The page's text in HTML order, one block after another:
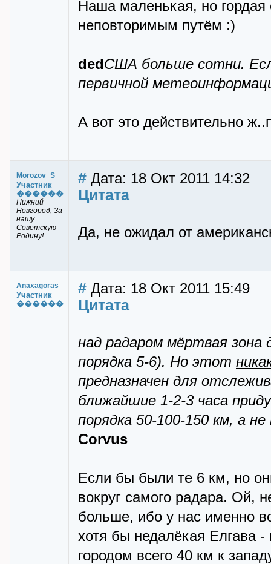
Наша маленькая, но гордая
неповторимым путём :)
dedСША больше сотни.
первичной
А вот это действительно
Morozov_S
Участник
������
Нижний
Новгород, За
нашу
Советскую
Родину!
# Дата: 18 Окт 2011 14:32
Цитата
Да, не ожидал от
Anaxagoras
Участник
������
# Дата: 18 Окт 2011 15:49
Цитата
над радаром мёртвая зона
порядка 5-6). Но этот
предназначен для
ближайшие 1-2-3 часа
порядка 50-100-150 км, а
Corvus
Если бы были те 6 км, но
вокруг самого радара. Ой,
больше, ибо у нас именно
хотя бы недалёкая Елгава
городом всего 40 км к